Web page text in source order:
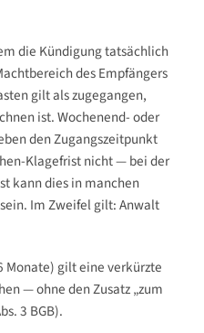
die Kündigung tatsächlich
des Empfängers
gilt als zugegangen,
ist. Wochenend- oder
den Zugangszeitpunkt
Klagefrist nicht — bei der
kann dies in manchen
Im Zweifel gilt: Anwalt
Monate) gilt eine verkürzte
— ohne den Zusatz „zum
3 BGB).